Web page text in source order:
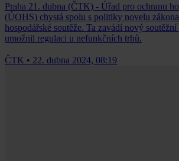
Praha 21. dubna (ČTK) - Úřad pro ochranu
(ÚOHS) chystá spolu s politiky novelu
hospodářské soutěže. Ta zavádí nový
umožnil regulaci u nefunkčních trhů.
ČTK • 22. dubna 2024, 08:19